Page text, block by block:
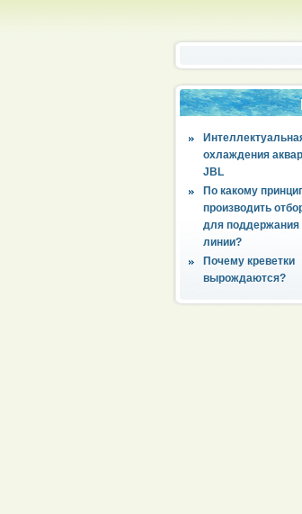
охлаждения
JBL
По какому
производить
для поддержания
линии?
Почему креветки
вырождаются?